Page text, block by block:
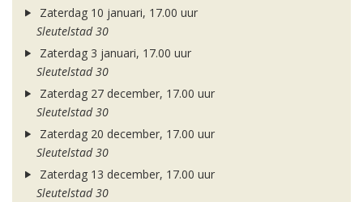
Zaterdag 10 januari, 17.00 uur
Sleutelstad 30
Zaterdag 3 januari, 17.00 uur
Sleutelstad 30
Zaterdag 27 december, 17.00 uur
Sleutelstad 30
Zaterdag 20 december, 17.00 uur
Sleutelstad 30
Zaterdag 13 december, 17.00 uur
Sleutelstad 30